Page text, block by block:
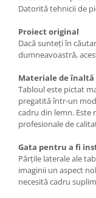
Datorită tehnicii de
Proiect original
Dacă sunteți în
dumneavoastră,
Materiale de
Tabloul este pictat
pregatită într-un
cadru din lemn. Este
profesionale de
Gata pentru a fi
Părțile laterale ale
imaginii un aspect
necesită cadru